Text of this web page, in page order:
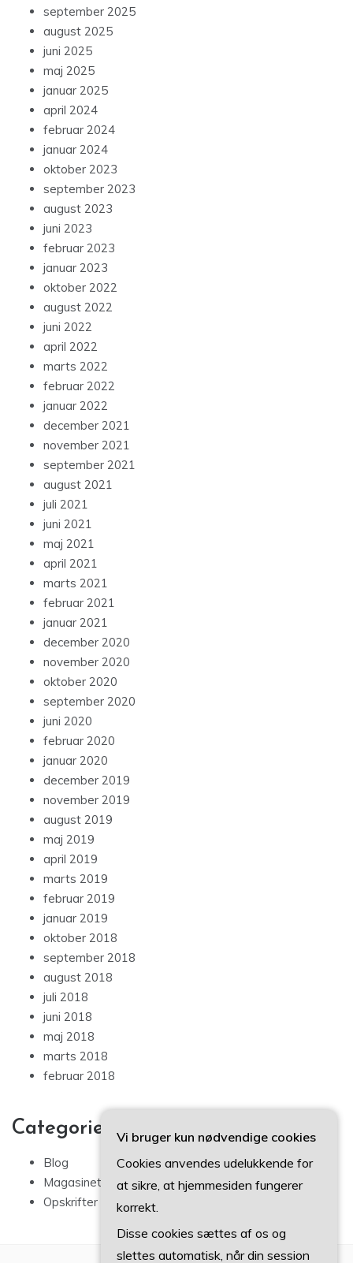
september 2025
august 2025
juni 2025
maj 2025
januar 2025
april 2024
februar 2024
januar 2024
oktober 2023
september 2023
august 2023
juni 2023
februar 2023
januar 2023
oktober 2022
august 2022
juni 2022
april 2022
marts 2022
februar 2022
januar 2022
december 2021
november 2021
september 2021
august 2021
juli 2021
juni 2021
maj 2021
april 2021
marts 2021
februar 2021
januar 2021
december 2020
november 2020
oktober 2020
september 2020
juni 2020
februar 2020
januar 2020
december 2019
november 2019
august 2019
maj 2019
april 2019
marts 2019
februar 2019
januar 2019
oktober 2018
september 2018
august 2018
juli 2018
juni 2018
maj 2018
marts 2018
februar 2018
Categories
Blog
Magasinet
Opskrifter
Vi bruger kun nødvendige cookies
Cookies anvendes udelukkende for
at sikre, at hjemmesiden fungerer
korrekt.
Disse cookies sættes af os og
slettes automatisk, når din session